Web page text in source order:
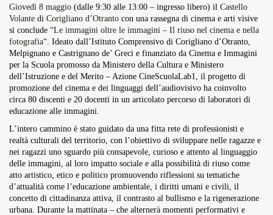
Maggio 29, 2026
Giovedì 8 maggio (dalle 9:30 alle 13:00 – ingresso libero) il Castello
Volante di Corigliano d’Otranto con una rassegna di cinema e arti visive
si conclude “Le immagini oltre le immagini – Il riuso nel cinema e nella
fotografia“. Ideato dall’Istituto Comprensivo di Corigliano d’Otranto,
Melpignano e Castrignano de’ Greci e finanziato da Cinema e Immagini
per la Scuola promosso da Ministero della Cultura e Ministero
dell’Istruzione e del Merito – Azione CineScuolaLab1, il progetto di
promozione del cinema e dei linguaggi dell’audiovisivo ha coinvolto
circa 80 discenti e 20 docenti in un articolato percorso di laboratori di
educazione alle immagini.
L’intero cammino è stato guidato da una fitta rete di professionisti e
realtà culturali del territorio, con l’obiettivo di sviluppare nelle ragazze e
nei ragazzi uno sguardo più consapevole, curioso e attento al linguaggio
delle immagini, al loro impatto sociale e alla possibilità di riuso come
atto artistico, etico e politico promuovendo riflessioni su tematiche
d’attualità come l’educazione ambientale, i diritti umani e civili, il
concetto di cittadinanza attiva, il contrasto al bullismo e la rigenerazione
urbana. Durante la mattinata – che alternerà momenti performativi e